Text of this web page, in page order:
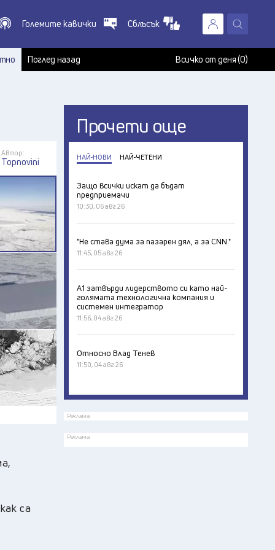
X
Големите кавички Сблъсък
Поглед назад Всичко от деня (0)
Автор:
Topnovini
са
Прочети още
НАЙ-НОВИ НАЙ-ЧЕТЕНИ
Защо всички искат да бъдат
предприемачи
10:30, 06 авг 26
"Не става дума за пазарен дял, а за CNN."
11:45, 05 авг 26
А1 затвърди лидерството си като най-
голямата технологична компания и
системен интегратор
11:56, 04 авг 26
Относно Влад Тенев
11:50, 04 авг 26
Реклама
Реклама